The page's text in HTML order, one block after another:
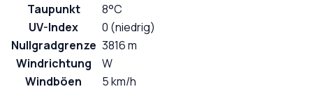
Taupunkt
8°C
UV-Index
0 (niedrig)
Nullgradgrenze 3816 m
Windrichtung
W
Windböen
5 km/h